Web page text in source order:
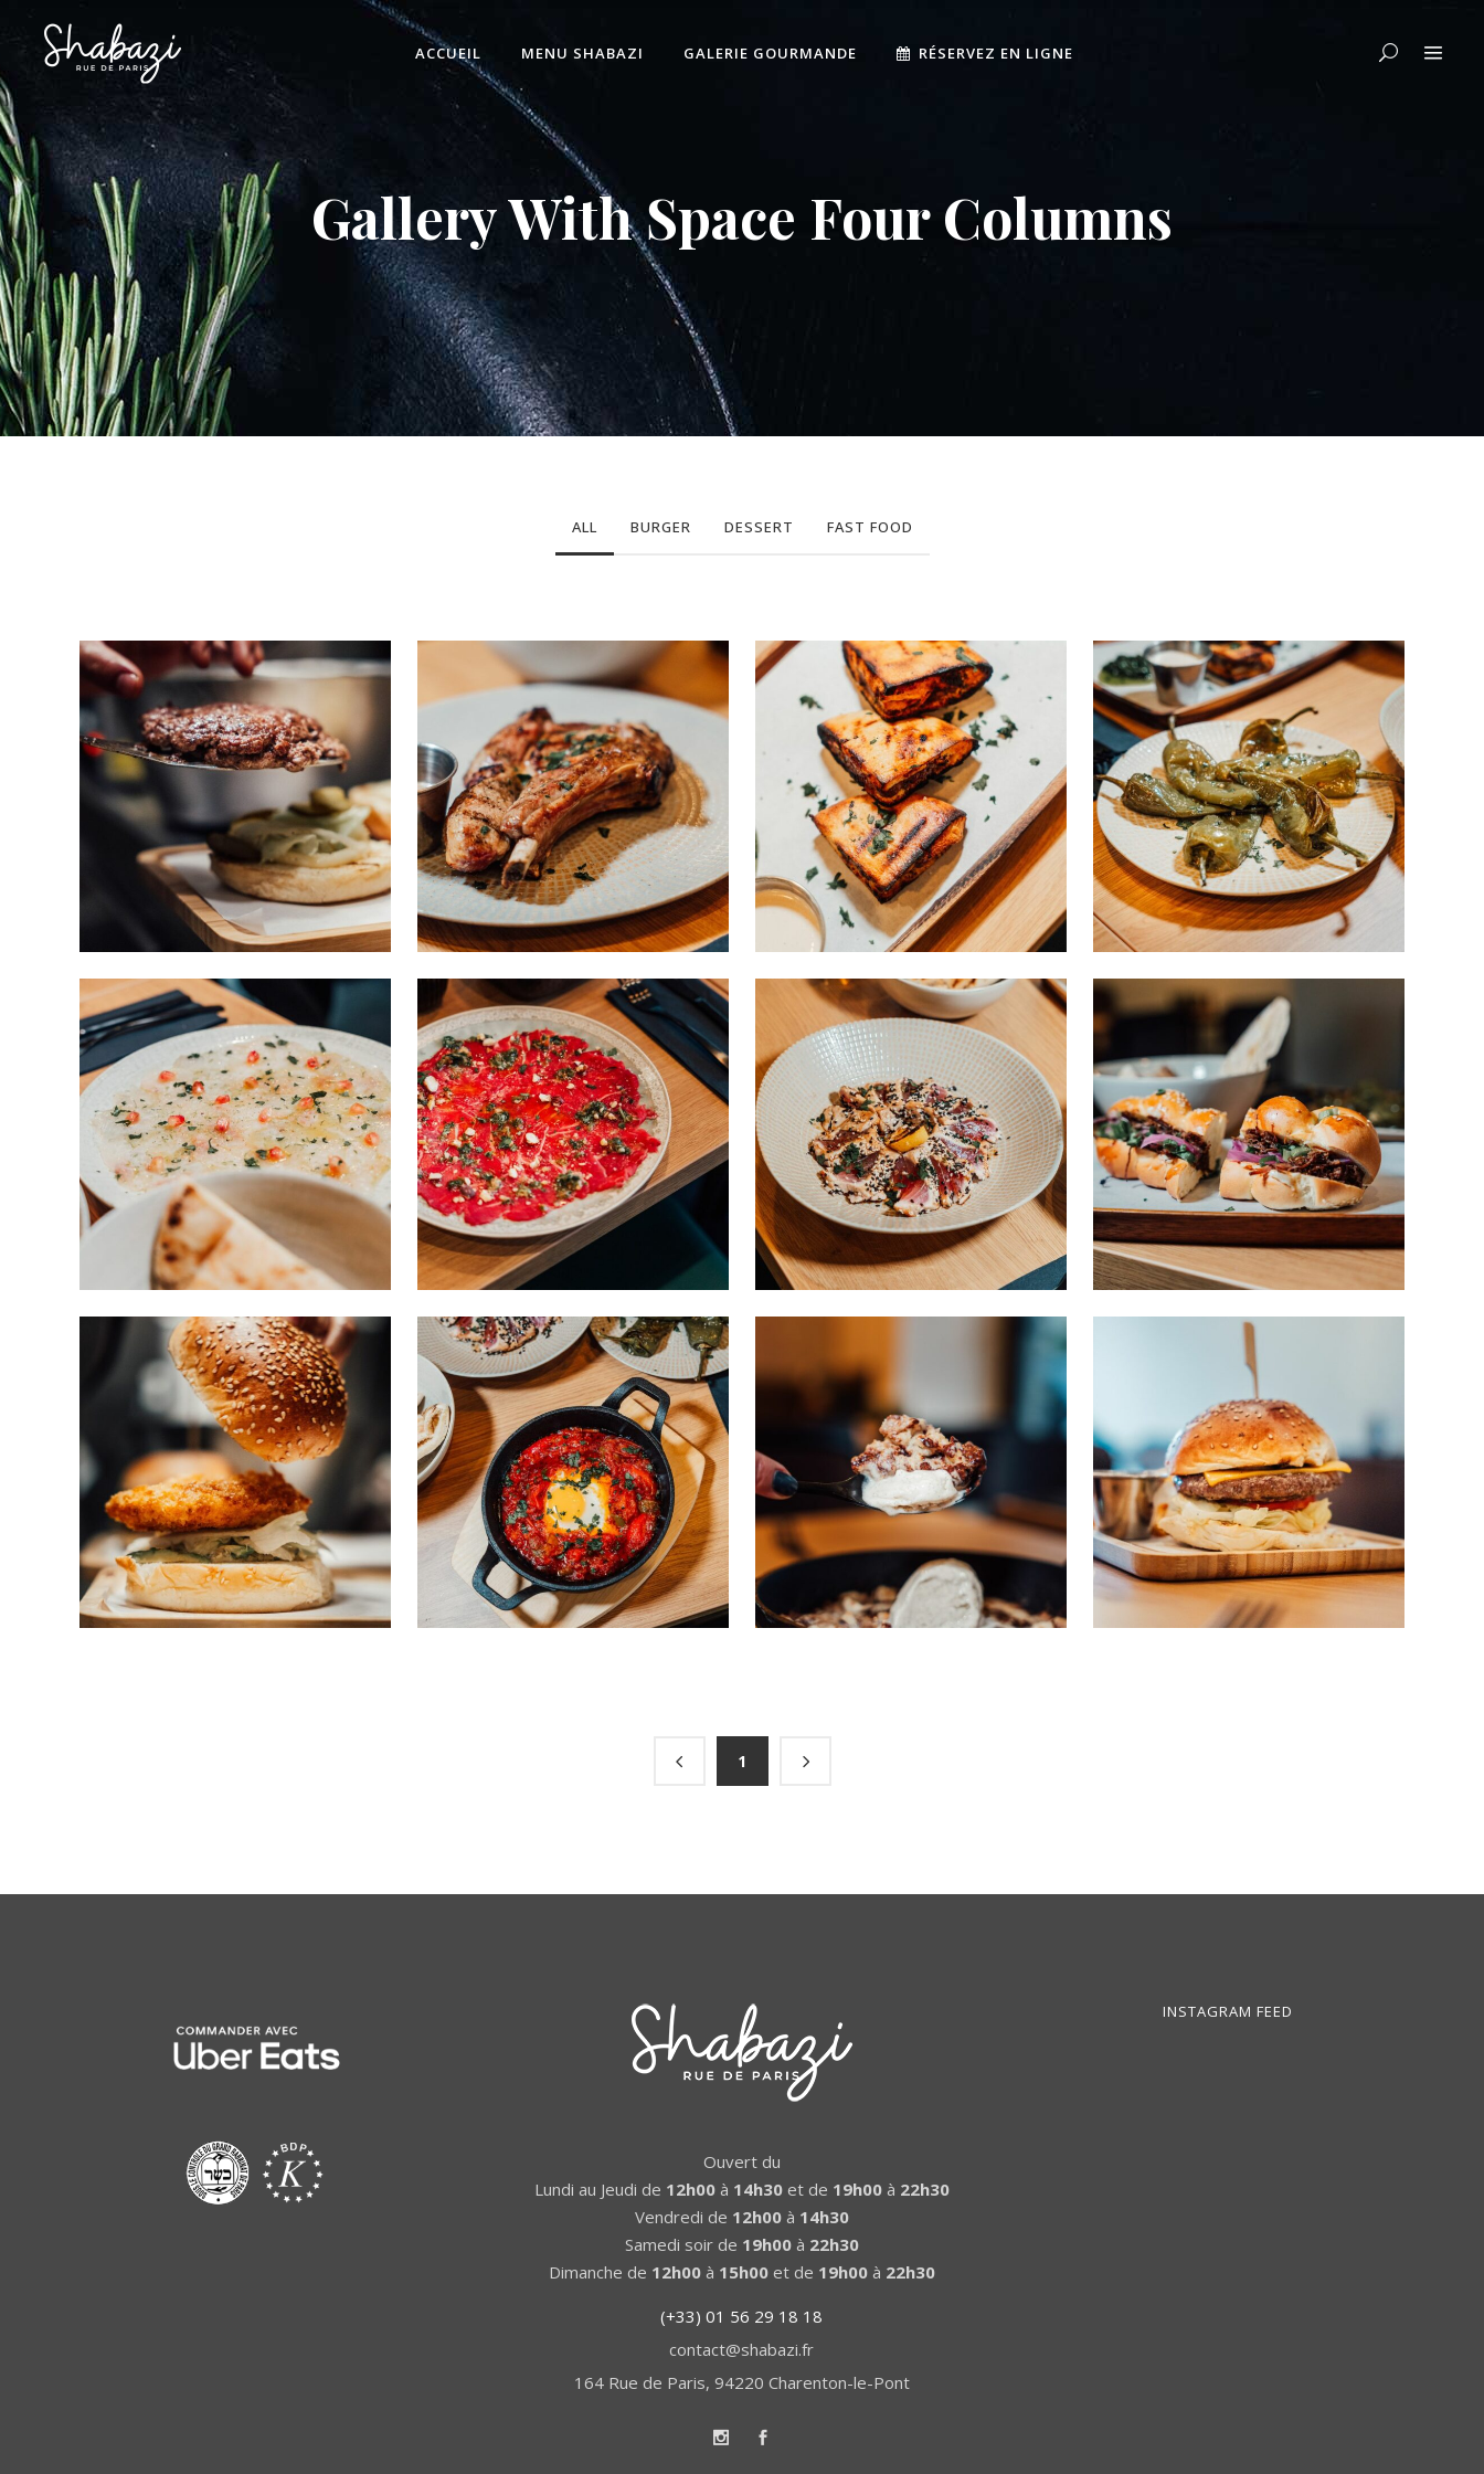
ACCUEIL MENU SHABAZI GALERIE GOURMANDE RÉSERVEZ EN LIGNE
Gallery With Space Four Columns
ALL BURGER DESSERT FAST FOOD
Burger 1
CAKE
/
RESTAURANT
Viande 1
RESTAURANT
/
SKEWERS
borekas
CAKE
/
RESTAURANT
Poivrons
RESTAURANT
/
SNACKS
carpaccio daurade
RESTAURANT
/
SNACKS
Carapccio
FAST FOOD
/
RESTAURANT
tataki thon
FAST FOOD
/
RESTAURANT
Sandwich viande
BURGER
/
RESTAURANT
Chicken Burger
FAST FOOD
/
RESTAURANT
Tchoucouka
DESSERT
/
RESTAURANT
dessert 1
FAST FOOD
/
Burger 2
BURGER
/
RESTAURANT
1
Ouvert du
Lundi au Jeudi de 12h00à 14h30et de 19h00à 22h30
Vendredi de 12h00à 14h30
Samedi soir de 19h00à 22h30
Dimanche de 12h00à 15h00et de 19h00à 22h30
(+33) 01 56 29 18 18
contact@shabazi.fr
164 Rue de Paris, 94220 Charenton-le-Pont
INSTAGRAM FEED